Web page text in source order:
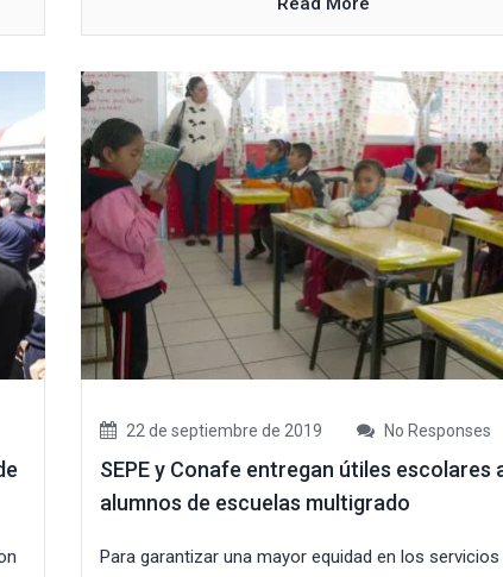
22 de septiembre de 2019 No Responses
SEPE y Conafe entregan útiles escolares
alumnos de escuelas multigrado
Para garantizar una mayor equidad en los servicios